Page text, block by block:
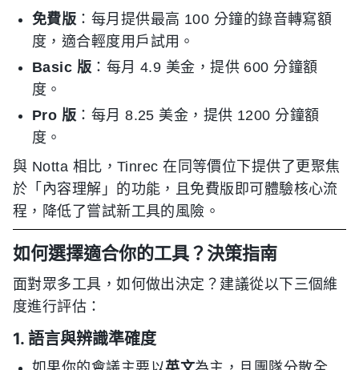
免費版 ：每月提供最高 100 分鐘的錄音轉寫額
度，適合輕度用戶試用。
Basic 版 ：每月 4.9 美金，提供 600 分鐘額
度。
Pro 版 ：每月 8.25 美金，提供 1200 分鐘額
度。
與 Notta 相比，Tinrec 在同等價位下提供了更聚焦
於「內容理解」的功能，且免費版即可體驗核心流
程，降低了嘗試新工具的風險。
如何選擇適合你的工具？決策指南
面對眾多工具，如何做出決定？建議從以下三個維
度進行評估：
1. 語言與辨識準確度